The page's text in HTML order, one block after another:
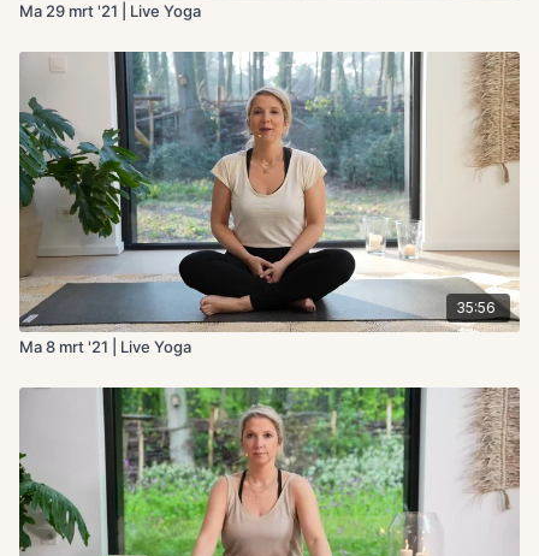
Ma 29 mrt '21 | Live Yoga
35:56
Ma 8 mrt '21 | Live Yoga